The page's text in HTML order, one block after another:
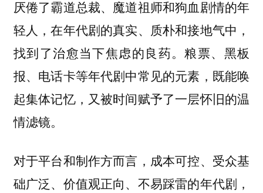
厌倦了霸道总裁、魔道祖师和狗血剧情的年
轻人，在年代剧的真实、质朴和接地气中，
找到了治愈当下焦虑的良药。粮票、黑板
报、电话卡等年代剧中常见的元素，既能唤
起集体记忆，又被时间赋予了一层怀旧的温
情滤镜。
对于平台和制作方而言，成本可控、受众基
础广泛、价值观正向、不易踩雷的年代剧，